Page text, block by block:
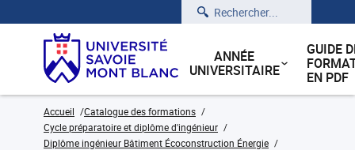
Rechercher
ANNÉE
UNIVERSITAIRE
GUIDE
EN PDF
Accueil
Catalogue des formations
Cycle préparatoire et diplôme d'ingénieur
Diplôme ingénieur Bâtiment Écoconstruction Énergie